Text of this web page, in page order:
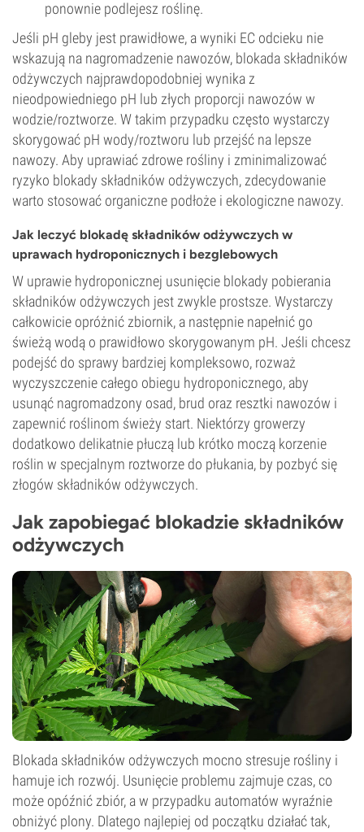
ponownie podlejesz roślinę.
Jeśli pH gleby jest prawidłowe, a wyniki EC odcieku nie
wskazują na nagromadzenie nawozów, blokada składników
odżywczych najprawdopodobniej wynika z
nieodpowiedniego pH lub złych proporcji nawozów w
wodzie/roztworze. W takim przypadku często wystarczy
skorygować pH wody/roztworu lub przejść na lepsze
nawozy. Aby uprawiać zdrowe rośliny i zminimalizować
ryzyko blokady składników odżywczych, zdecydowanie
warto stosować organiczne podłoże i ekologiczne nawozy.
Jak leczyć blokadę składników odżywczych w
uprawach hydroponicznych i bezglebowych
W uprawie hydroponicznej usunięcie blokady pobierania
składników odżywczych jest zwykle prostsze. Wystarczy
całkowicie opróżnić zbiornik, a następnie napełnić go
świeżą wodą o prawidłowo skorygowanym pH. Jeśli chcesz
podejść do sprawy bardziej kompleksowo, rozważ
wyczyszczenie całego obiegu hydroponicznego, aby
usunąć nagromadzony osad, brud oraz resztki nawozów i
zapewnić roślinom świeży start. Niektórzy growerzy
dodatkowo delikatnie płuczą lub krótko moczą korzenie
roślin w specjalnym roztworze do płukania, by pozbyć się
złogów składników odżywczych.
Jak zapobiegać blokadzie składników
odżywczych
Blokada składników odżywczych mocno stresuje rośliny i
hamuje ich rozwój. Usunięcie problemu zajmuje czas, co
może opóźnić zbiór, a w przypadku automatów wyraźnie
obniżyć plony. Dlatego najlepiej od początku działać tak,